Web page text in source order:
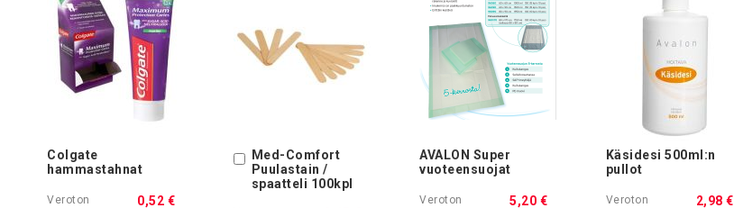
Colgate
hammastahnat
0,52 €
Med-Comfort
Puulastain /
spaatteli 100kpl
Ostoskoriin
AVALON Super
vuoteensuojat
5,20 €
Käsidesi 500ml:n
pullot
2,98 €